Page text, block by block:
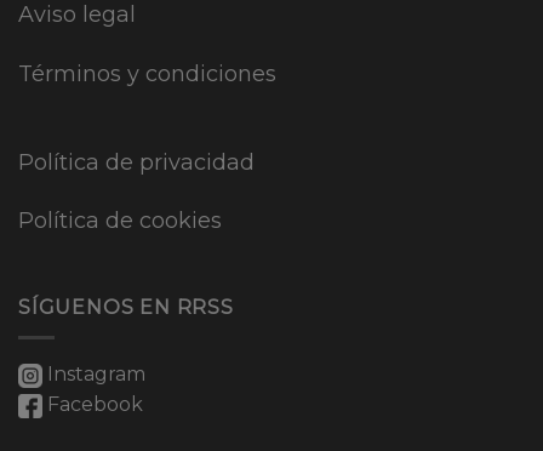
Aviso legal
Términos y condiciones
Política de privacidad
Política de cookies
SÍGUENOS EN RRSS
Instagram
Facebook